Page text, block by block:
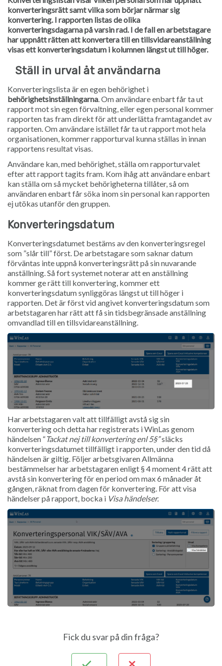
konverteringsrätt samt vilka som börjar närmar sig
konvertering. I rapporten listas de olika
konverteringsdagarna på varsin rad. I de fall en arbetstagare
har uppnått rätten att konvertera till en tillsvidareanställning
visas ett konverteringsdatum i kolumnen längst ut till höger.
Ställ in urval åt användarna
Konverteringslista är en egen behörighet i
behörighetsinställningarna. Om användare enbart får ta ut
rapport mot sin egen förvaltning, eller egen personal kommer
rapporten tas fram direkt för att underlätta framtagandet av
rapporten. Om användare istället får ta ut rapport mot hela
organisationen, kommer rapporturval kunna ställas in innan
rapportens resultat visas.
Användare kan, med behörighet, ställa om rapporturvalet
efter att rapport tagits fram. Kom ihåg att användare enbart
kan ställa om så mycket behörigheterna tillåter, så om
användaren enbart får söka inom sin personal kan rapporten
ej utökas utanför den gruppen.
Konverteringsdatum
Konverteringsdatumet bestäms av den konverteringsregel
som ”slår till” först. De arbetstagare som saknar datum
förväntas inte uppnå konverteringsrätt på sin nuvarande
anställning. Så fort systemet noterar att en anställning
kommer ge rätt till konvertering, kommer ett
konverteringsdatum synliggöras längst ut till höger i
rapporten. Det är först vid angivet konverteringsdatum som
arbetstagaren har rätt att få sin tidsbegränsade anställning
omvandlad till en tillsvidareanställning.
Har arbetstagaren valt att tillfälligt avstå sig sin
konvertering och detta har registrerats i WinLas genom
händelsen “Tackat nej till konvertering enl 5§”släcks
konverteringsdatumet tillfälligt i rapporten, under den tid då
händelsen är giltig. Följer arbetsgivaren Allmänna
bestämmelser har arbetstagaren enligt § 4 moment 4 rätt att
avstå sin konvertering för en period om max 6 månader åt
gången, räknat from dagen för konvertering. För att visa
händelser på rapport, bocka i Visa händelser.
Fick du svar på din fråga?